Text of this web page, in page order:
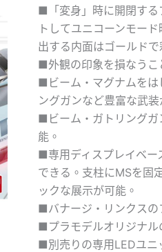
■「変身」時に開閉する
トしてユニコーンモー
出する内面はゴールド
■外観の印象を損なうこ
■ビーム・マグナムをは
ングガンなど豊富な武
■ビーム・ガトリングガ
能。
■専用ディスプレイベー
できる。支柱にMSを固
ックな展示が可能。
■バナージ・リンクスの
■プラモデルオリジナル
■別売りの専用LEDユニ